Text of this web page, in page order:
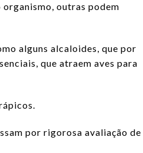
outras podem
alguns alcaloides, que por
que atraem aves para
por rigorosa avaliação de